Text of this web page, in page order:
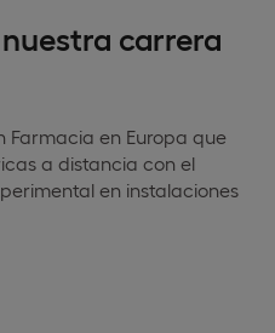
carrera
Farmacia en Europa que
a distancia con el
en instalaciones